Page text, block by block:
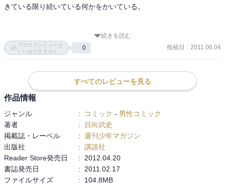
きている限り続いている何かをかいている。
続きを読む
ブクログレビューは
いいねできません
0 投稿日 : 2011.06.04
すべてのレビューを見る
作品情報
ジャンル : コミック - 男性コミック
著者
:
日向武史
掲載誌・レーベル
: 週刊少年マガジン
出版社
: 講談社
Reader Store発売日
:
2012.04.20
書誌発売日
:
2011.02.17
ファイルサイズ
: 104.8MB